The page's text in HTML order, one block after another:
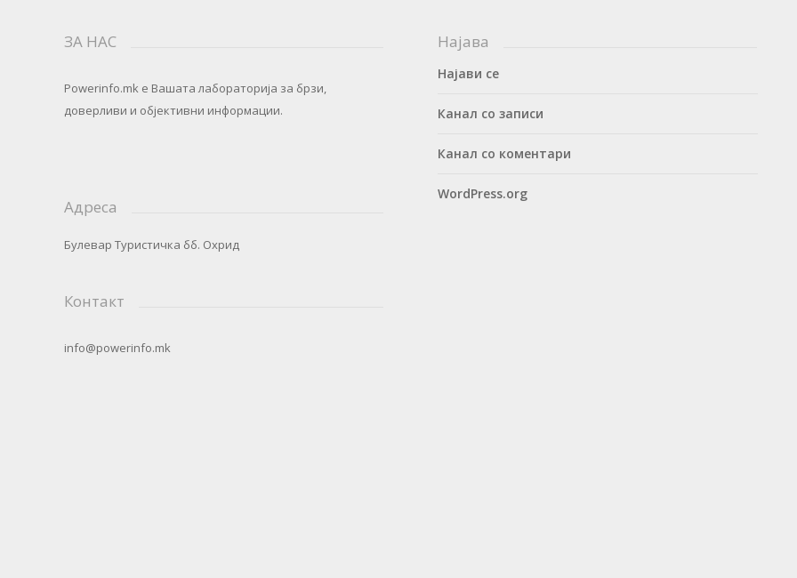
ЗА НАС
Powerinfo.mk e Вашата лабораторија за брзи,
доверливи и објективни информации.
Адреса
Булевар Туристичка бб. Охрид
Контакт
info@powerinfo.mk
Најава
Најави се
Канал со записи
Канал со коментари
WordPress.org